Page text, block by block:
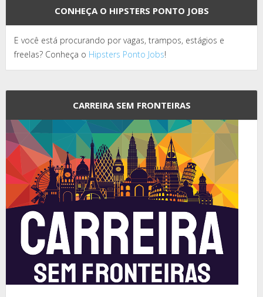
CONHEÇA O HIPSTERS PONTO JOBS
E você está procurando por vagas, trampos, estágios e
freelas? Conheça o Hipsters Ponto Jobs!
CARREIRA SEM FRONTEIRAS